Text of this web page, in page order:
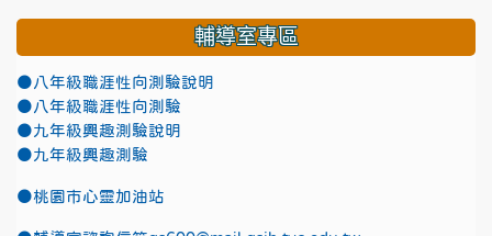
輔導室專區
●八年級職涯性向測驗說明
●八年級職涯性向測驗
●九年級興趣測驗說明
●九年級興趣測驗
●桃園市心靈加油站